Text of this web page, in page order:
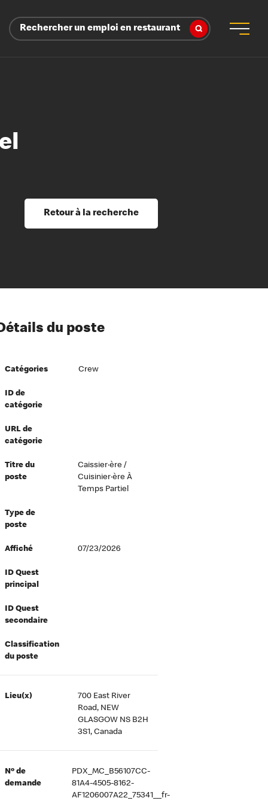
Rechercher un emploi en restaurant
et perfectionnement
du savoir
à l’égard de nos employés
directeurs
équité et inclusion
au travail
Retour à la recherche
du poste
Catégories Crew
ID de
catégorie
URL de
catégorie
Titre du
poste
Caissier·ère /
Cuisinier·ère À
Temps Partiel
Type de
poste
Affiché 07/23/2026
ID Quest
principal
ID Quest
secondaire
Classification
du poste
Lieu(x)
700 East River
Road, NEW
GLASGOW NS B2H
3S1, Canada
Nº de
demande
PDX_MC_B56107CC-
81A4-4505-8162-
AF1206007A22_75341__fr-